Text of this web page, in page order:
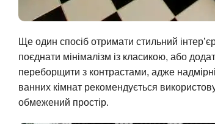
Ще один спосіб отримати стильний
поєднати мінімалізм із класикою, або
переборщити з контрастами, адже
ванних кімнат рекомендується
обмежений простір.